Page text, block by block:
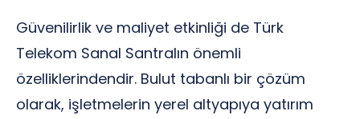
Güvenilirlik ve maliyet etkinliği de Türk
Telekom Sanal Santralın önemli
özelliklerindendir. Bulut tabanlı bir çözüm
olarak, işletmelerin yerel altyapıya yatırım